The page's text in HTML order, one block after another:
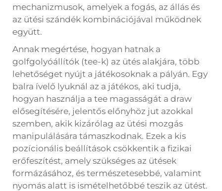
mechanizmusok, amelyek a fogás, az állás és
az ütési szándék kombinációjával működnek
együtt.
Annak megértése, hogyan hatnak a
golfgolyóállítók (tee-k) az ütés alakjára, több
lehetőséget nyújt a játékosoknak a pályán. Egy
balra ívelő lyuknál az a játékos, aki tudja,
hogyan használja a tee magasságát a draw
elősegítésére, jelentős előnyhöz jut azokkal
szemben, akik kizárólag az ütési mozgás
manipulálására támaszkodnak. Ezek a kis
pozícionális beállítások csökkentik a fizikai
erőfeszítést, amely szükséges az ütések
formázásához, és természetesebbé, valamint
nyomás alatt is ismételhetőbbé teszik az ütést.